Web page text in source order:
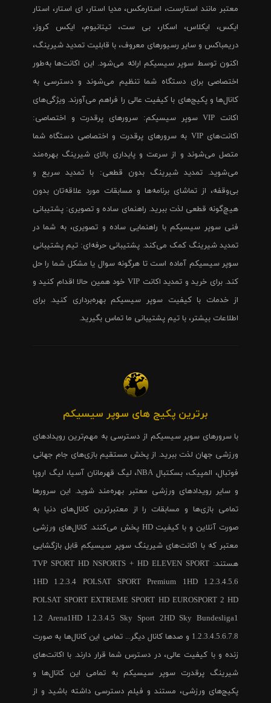
معتبر مانند استارست، استارمکس، مدیا استار، ای استار، استار
ایکس، ایکلاس، اسکار، بی ست، تیتانیوم، ایکس کروز،
دریمباکس و سایر رسیورهای معروف، با قابلیت تمدید شیرینگ،
اکنون توسط سوپر سیسیکم ارائه می‌شود. این اکانت‌ها به‌طور
اختصاصی برای دستگاه شما تنظیم می‌شوند و دسترسی به
کانال‌ها و پکیج‌های با کیفیت عالی را فراهم می‌آورند. ویژگی‌های
اکانت VIP سوپر سیسیکم: سرورهای پرقدرت و اختصاصی:
اکانت‌های VIP به سرورهای پرقدرت و اختصاصی دستگاه شما
متصل می‌شوند و از سرعت و پایداری بالای شیرینگ بهره‌مند
می‌شوید. تمدید شیرینگ بدون قطعی: با تمدید سریع و
بی‌وقفه، از تماشای برنامه‌ها و مسابقات مورد علاقه‌تان بدون
هیچ‌گونه قطعی لذت ببرید. راهنمای ساده و تصویری: پشتیبانی
فنی سوپر سیسیکم با راهنمایی ساده و تصویری، به شما در
تمدید شیرینگ کمک می‌کند. پشتیبانی حرفه‌ای: تیم پشتیبانی
سوپر سیسیکم آماده است تا هرگونه سوال یا مشکل شما را حل
کند. برای خرید و تمدید اکانت VIP خود همین حالا اقدام کنید و
از خدمات با کیفیت سوپر سیسیکم بهره‌برداری کنید. برای
اطلاعات بیشتر، با تیم پشتیبانی ما تماس بگیرید.
برترین پکیج های سوپر سیسیکم
با سرورهای سوپر سیسیکم از دسترسی به مهم‌ترین رویدادهای
ورزشی جهان لذت ببرید. از پخش مستقیم بازی‌های جام جهانی
فوتبال، المپیک، بسکتبال NBA، لیگ قهرمانان آسیا، لیگ اروپا
و سایر رویدادهای ورزشی معتبر بهره‌مند شوید. این سرورها
تمامی بازی‌ها و مسابقات را از معتبرترین کانال‌های دنیا به
صورت آنلاین و با کیفیت HD پخش می‌کنند. کانال‌های ورزشی
معتبر که با اکانت‌های شیرینگ سوپر سیسیکم قابل بازگشایی
هستند: TVP SPORT HD NSPORTS + HD ELEVEN SPORT
1HD 1.2.3.4 POLSAT SPORT Premium 1HD 1.2.3.4.5.6
POLSAT SPORT EXTREME SPORT HD EUROSPORT 2 HD
1.2 Arena1HD 1.2.3.4.5 Sky Sport 2HD Sky Bundesliga1
1.2.3.4.5.6.7.8 و صدها کانال دیگر... تمامی این کانال‌ها به صورت
زنده و با کیفیت عالی، در دسترس شما قرار دارند. با اکانت‌های
شیرینگ پرقدرت سوپر سیسیکم به تمامی این کانال‌ها و
پکیج‌های ورزشی، مستند و فیلم دسترسی داشته باشید و از